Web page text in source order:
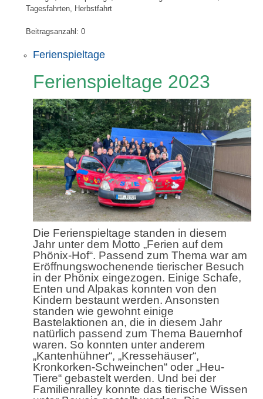
Tagesfahrten, Herbstfahrt
Beitragsanzahl: 0
Ferienspieltage
Ferienspieltage 2023
Die Ferienspieltage standen in diesem
Jahr unter dem Motto „Ferien auf dem
Phönix-Hof“. Passend zum Thema war am
Eröffnungswochenende tierischer Besuch
in der Phönix eingezogen. Einige Schafe,
Enten und Alpakas konnten von den
Kindern bestaunt werden. Ansonsten
standen wie gewohnt einige
Bastelaktionen an, die in diesem Jahr
natürlich passend zum Thema Bauernhof
waren. So konnten unter anderem
„Kantenhühner“, „Kressehäuser“,
Kronkorken-Schweinchen“ oder „Heu-
Tiere“ gebastelt werden. Und bei der
Familienralley konnte das tierische Wissen